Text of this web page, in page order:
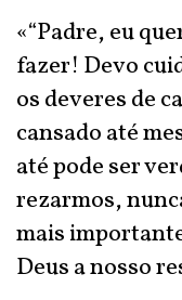
«“Padre, eu
fazer! Devo
os deveres de
cansado até
até pode ser
rezarmos,
mais
Deus a nosso